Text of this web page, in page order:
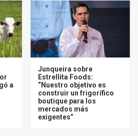
a
Junqueira sobre
Estrellita Foods:
“Nuestro objetivo es
construir un frigorífico
boutique para los
mercados más
exigentes”